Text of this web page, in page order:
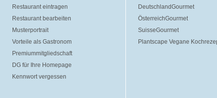
Restaurant eintragen
Restaurant bearbeiten
Musterportrait
Vorteile als Gastronom
Premiummitgliedschaft
DG für Ihre Homepage
Kennwort vergessen
DeutschlandGourmet
ÖsterreichGourmet
SuisseGourmet
Plantscape Vegane